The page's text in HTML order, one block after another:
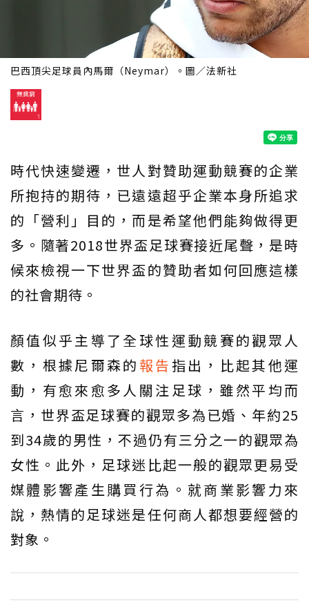
巴西頂尖足球員內馬爾（Neymar）。圖／法新社
時代快速變遷，世人對贊助運動競賽的企業
所抱持的期待，已遠遠超乎企業本身所追求
的「營利」目的，而是希望他們能夠做得更
多。隨著2018世界盃足球賽接近尾聲，是時
候來檢視一下世界盃的贊助者如何回應這樣
的社會期待。
顏值似乎主導了全球性運動競賽的觀眾人
數，根據尼爾森的 報告指出，比起其他運
動，有愈來愈多人關注足球，雖然平均而
言，世界盃足球賽的觀眾多為已婚、年約25
到34歲的男性，不過仍有三分之一的觀眾為
女性。此外，足球迷比起一般的觀眾更易受
媒體影響產生購買行為。就商業影響力來
說，熱情的足球迷是任何商人都想要經營的
對象。